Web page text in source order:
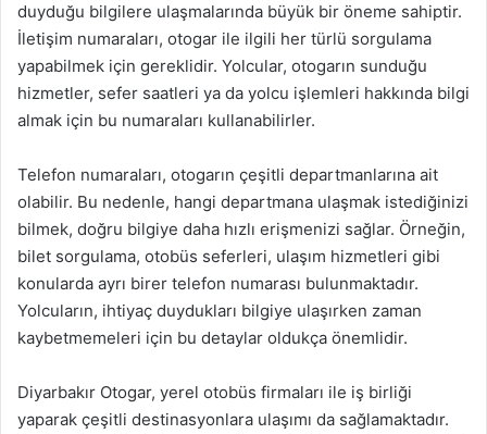
duyduğu bilgilere ulaşmalarında büyük bir öneme sahiptir.
İletişim numaraları, otogar ile ilgili her türlü sorgulama
yapabilmek için gereklidir. Yolcular, otogarın sunduğu
hizmetler, sefer saatleri ya da yolcu işlemleri hakkında bilgi
almak için bu numaraları kullanabilirler.
Telefon numaraları, otogarın çeşitli departmanlarına ait
olabilir. Bu nedenle, hangi departmana ulaşmak istediğinizi
bilmek, doğru bilgiye daha hızlı erişmenizi sağlar. Örneğin,
bilet sorgulama, otobüs seferleri, ulaşım hizmetleri gibi
konularda ayrı birer telefon numarası bulunmaktadır.
Yolcuların, ihtiyaç duydukları bilgiye ulaşırken zaman
kaybetmemeleri için bu detaylar oldukça önemlidir.
Diyarbakır Otogar, yerel otobüs firmaları ile iş birliği
yaparak çeşitli destinasyonlara ulaşımı da sağlamaktadır.